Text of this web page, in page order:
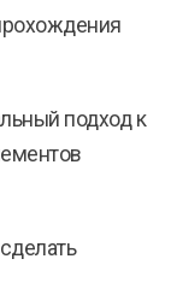
подход к